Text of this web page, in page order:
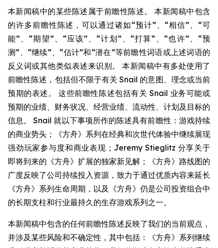
本新闻稿中的某些陈述属于前瞻性陈述。 本新闻稿中包含
的许多前瞻性陈述，可以通过诸如“预计”、“相信”、“可
能”、“期望”、“应该”、“计划”、“打算”、“也许”、“预
测”、“继续”、“估计”和“潜在”等前瞻性词语或上述词语的
反义词或其他类似表述来识别。 本新闻稿中有多处使用了
前瞻性陈述，包括但不限于有关 Snail 的意图、理念或当前
预期的表述。 这些前瞻性陈述包括有关 Snail 业务可能或
预期的业绩、财务状况、经营业绩、流动性、计划及目标的
信息。 Snail 就以下事项所作的陈述具有前瞻性：游戏持续
的商业势头；《方舟》系列在经典和次世代体验中继续展现
强劲玩家参与度和商业表现；Jeremy Stieglitz 分享关于
即将到来的《方舟》扩展的独家新见解；《方舟》路线图的
广度反映了公司持续投入资源，致力于通过优质内容来延长
《方舟》系列生命周期，以及《方舟》仍是公司投资组合中
的长期支柱和行业最持久的生存游戏系列之一。
本新闻稿中包含的任何前瞻性陈述反映了我们的当前观点，
并涉及某些风险和不确定性，其中包括：《方舟》系列继续